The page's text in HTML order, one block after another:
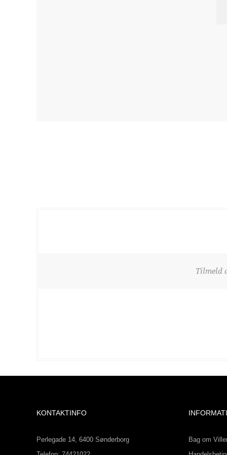
Tilmeld
KONTAKTINFO
Perlegade 14, 6400 Sønderborg
Bag om